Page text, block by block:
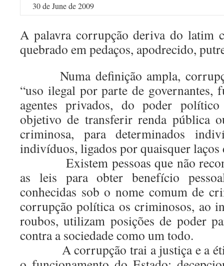
30 de June de 2009
A palavra corrupção deriva do latim
quebrado em pedaços, apodrecido,
Numa definição ampla,
“uso ilegal por parte de governantes,
agentes privados, do poder
objetivo de transferir renda pública
criminosa, para determinados
indivíduos, ligados por quaisquer laços
Existem pessoas que não
as leis para obter benefício
conhecidas sob o nome comum de
corrupção política os criminosos, ao
roubos, utilizam posições de poder
contra a sociedade como um todo.
A corrupção trai a justiça e a